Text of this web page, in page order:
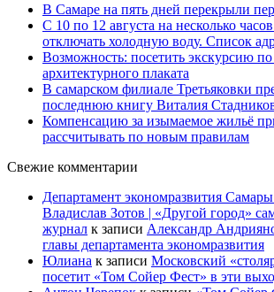
В Самаре на пять дней перекрыли
С 10 по 12 августа на несколько
отключать холодную воду. Список
Возможность: посетить экскурсию
архитектурного плаката
В самарском филиале Третьяковки
последнюю книгу Виталия
Компенсацию за изымаемое жильё
рассчитывать по новым правилам
Свежие комментарии
Департамент экономразвития Самары
Владислав Зотов | «Другой город»
журнал к записи Александр
главы департамента экономразвития
Юлиана к записи Московский
посетит «Том Сойер Фест» в эти